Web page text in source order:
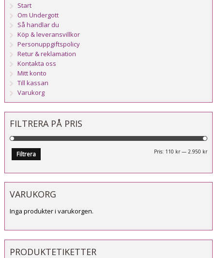
Start
Om Undergott
Så handlar du
Köp & leveransvillkor
Personuppgiftspolicy
Retur & reklamation
Kontakta oss
Mitt konto
Till kassan
Varukorg
FILTRERA PÅ PRIS
Filtrera Pris: 110 kr —2.950 kr
VARUKORG
Inga produkter i varukorgen.
PRODUKTETIKETTER